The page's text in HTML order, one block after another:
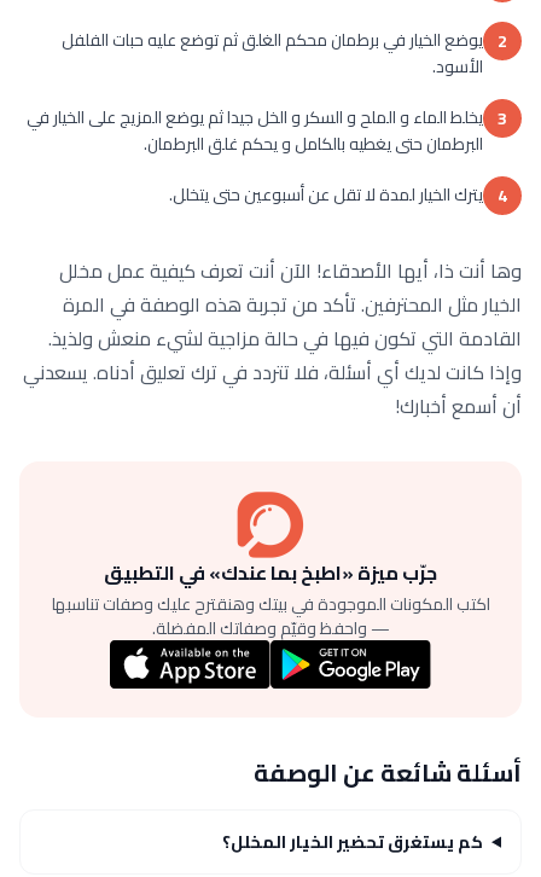
2 يوضع الخيار في برطمان محكم الغلق ثم توضع عليه حبات الفلفل
الأسود.
3 يخلط الماء و الملح و السكر و الخل جيدا ثم يوضع المزيج على الخيار في
البرطمان حتى يغطيه بالكامل و يحكم غلق البرطمان.
4 يترك الخيار لمدة لا تقل عن أسبوعين حتى يتخلل.
وها أنت ذا، أيها الأصدقاء! الآن أنت تعرف كيفية عمل مخلل
الخيار مثل المحترفين. تأكد من تجربة هذه الوصفة في المرة
القادمة التي تكون فيها في حالة مزاجية لشيء منعش ولذيذ.
وإذا كانت لديك أي أسئلة، فلا تتردد في ترك تعليق أدناه. يسعدني
أن أسمع أخبارك!
جرّب ميزة «اطبخ بما عندك» في التطبيق
اكتب المكونات الموجودة في بيتك وهنقترح عليك وصفات تناسبها
— واحفظ وقيّم وصفاتك المفضلة.
أسئلة شائعة عن الوصفة
كم يستغرق تحضير الخيار المخلل؟